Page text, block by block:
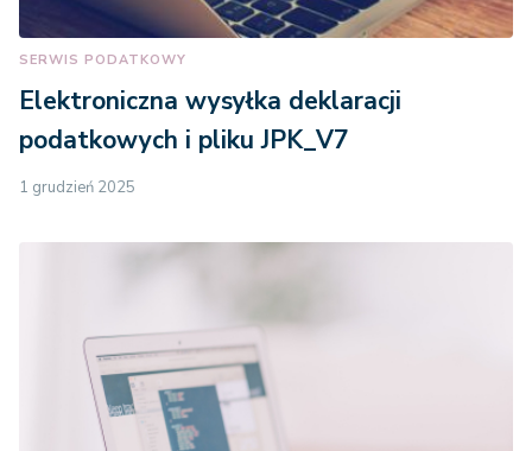
SERWIS PODATKOWY
Elektroniczna wysyłka deklaracji
podatkowych i pliku JPK_V7
1 grudzień 2025